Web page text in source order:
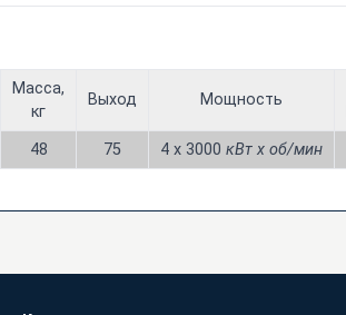
Масса,
кг
Выход Мощность
48 75 4 х 3000 кВт x об/мин